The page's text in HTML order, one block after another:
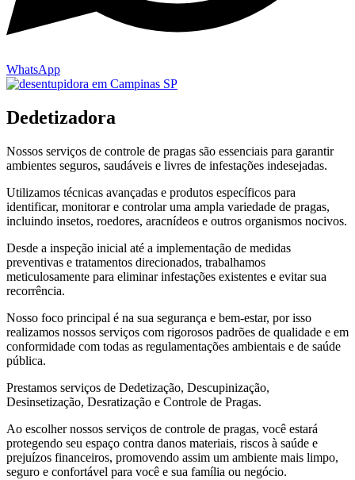
WhatsApp
Dedetizadora
Nossos serviços de controle de pragas são essenciais para garantir
ambientes seguros, saudáveis e livres de infestações indesejadas.
Utilizamos técnicas avançadas e produtos específicos para
identificar, monitorar e controlar uma ampla variedade de pragas,
incluindo insetos, roedores, aracnídeos e outros organismos nocivos.
Desde a inspeção inicial até a implementação de medidas
preventivas e tratamentos direcionados, trabalhamos
meticulosamente para eliminar infestações existentes e evitar sua
recorrência.
Nosso foco principal é na sua segurança e bem-estar, por isso
realizamos nossos serviços com rigorosos padrões de qualidade e em
conformidade com todas as regulamentações ambientais e de saúde
pública.
Prestamos serviços de Dedetização, Descupinização,
Desinsetização, Desratização e Controle de Pragas.
Ao escolher nossos serviços de controle de pragas, você estará
protegendo seu espaço contra danos materiais, riscos à saúde e
prejuízos financeiros, promovendo assim um ambiente mais limpo,
seguro e confortável para você e sua família ou negócio.